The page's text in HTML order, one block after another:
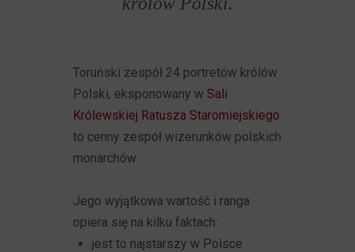
Toruński zespół 24 portretów królów
Polski, eksponowany w Sali
Królewskiej Ratusza Staromiejskiego
to cenny zespół wizerunków polskich
monarchów.
Jego wyjątkowa wartość i ranga
opiera się na kilku faktach:
jest to najstarszy w Polsce